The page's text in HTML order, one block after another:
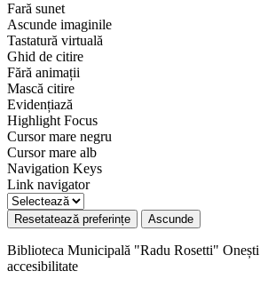
Fară sunet
Ascunde imaginile
Tastatură virtuală
Ghid de citire
Fără animații
Mască citire
Evidențiază
Highlight Focus
Cursor mare negru
Cursor mare alb
Navigation Keys
Link navigator
Resetatează preferințe Ascunde
Biblioteca Municipală "Radu Rosetti" Onești
accesibilitate